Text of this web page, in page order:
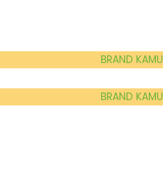
BRAND KAMU
BRAND KAMU